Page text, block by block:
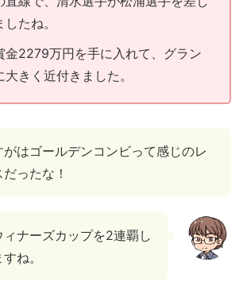
たね。
金2279万円を手に入れて、グラン
きく近付きました。
がはゴールデンコンビって感じのレ
ったな！
ナーズカップを2連覇し
ね。